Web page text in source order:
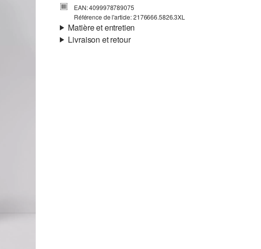
EAN: 4099978789075
Référence de l'article: 2176666.5826.3XL
Matière et entretien
Livraison et retour